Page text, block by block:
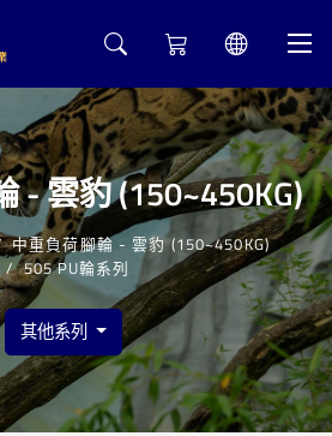
- 雲豹 (150~450KG)
中重負荷腳輪 - 雲豹 (150~450KG)
505 PU輪系列
其他系列